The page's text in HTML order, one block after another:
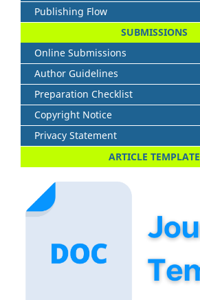
Publishing Flow
SUBMISSIONS
Online Submissions
Author Guidelines
Preparation Checklist
Copyright Notice
Privacy Statement
ARTICLE TEMPLATE